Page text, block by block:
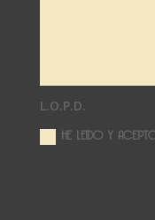
L.O.P.D.
HE LEIDO Y